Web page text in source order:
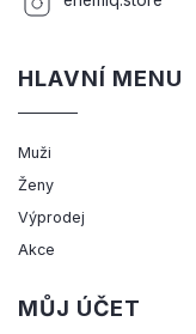
HLAVNÍ MENU
Muži
Ženy
Výprodej
Akce
MŮJ ÚČET